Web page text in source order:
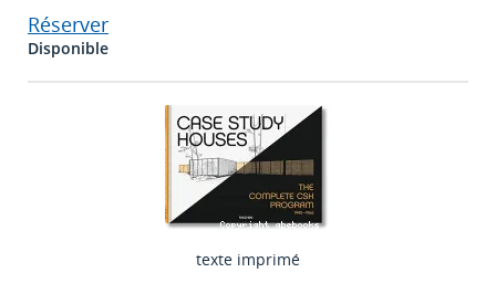
Réserver
Disponible
texte imprimé